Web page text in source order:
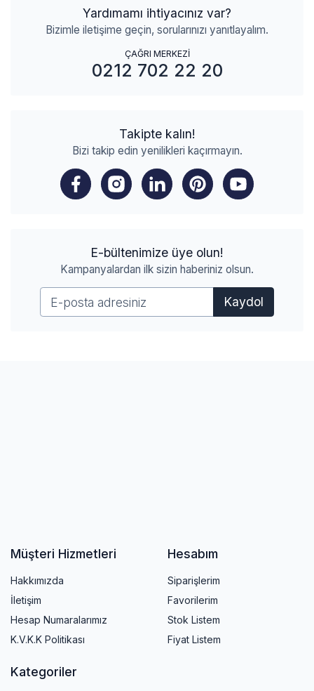
Yardımamı ihtiyacınız var?
Bizimle iletişime geçin, sorularınızı yanıtlayalım.
ÇAĞRI MERKEZİ
0212 702 22 20
Takipte kalın!
Bizi takip edin yenilikleri kaçırmayın.
E-bültenimize üye olun!
Kampanyalardan ilk sizin haberiniz olsun.
Kaydol
Müşteri Hizmetleri
Hakkımızda
İletişim
Hesap Numaralarımız
K.V.K.K Politikası
Hesabım
Siparişlerim
Favorilerim
Stok Listem
Fiyat Listem
Kategoriler